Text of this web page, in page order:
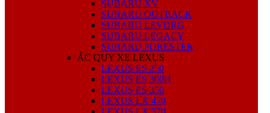
SUBARU XV
SUBARU OUTBACK
SUBARU LEVORG
SUBARU LEGACY
SUBARU FORESTER
ẮC QUY XE LEXUS
LEXUS ES 250
LEXUS ES 300H
LEXUS ES 350
LEXUS LX 470